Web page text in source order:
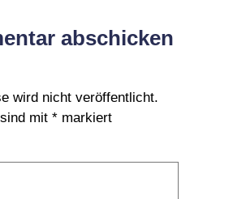
abschicken
wird nicht veröffentlicht.
mit * markiert